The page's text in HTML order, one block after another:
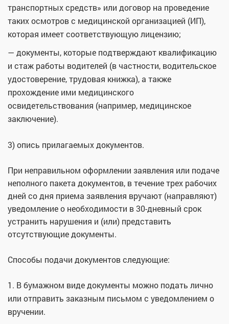
транспортных средств» или договор на проведение
таких осмотров с медицинской организацией (ИП),
которая имеет соответствующую лицензию;
— документы, которые подтверждают квалификацию
и стаж работы водителей (в частности, водительское
удостоверение, трудовая книжка), а также
прохождение ими медицинского
освидетельствования (например, медицинское
заключение).
3) опись прилагаемых документов.
При неправильном оформлении заявления или подаче
неполного пакета документов, в течение трех рабочих
дней со дня приема заявления вручают (направляют)
уведомление о необходимости в 30-дневный срок
устранить нарушения и (или) представить
отсутствующие документы.
Способы подачи документов следующие:
1. В бумажном виде документы можно подать лично
или отправить заказным письмом с уведомлением о
вручении.